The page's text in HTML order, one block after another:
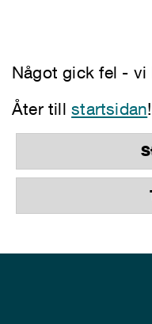
Något gick fel - vi
Åter tillstartsidan!